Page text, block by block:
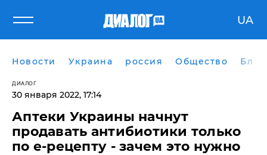
UA
Новости Украина россия Общество
ДИАЛОГ
30 января 2022, 17:14
Аптеки Украины начнут
продавать антибиотики только
по е-рецепту - зачем это нужно